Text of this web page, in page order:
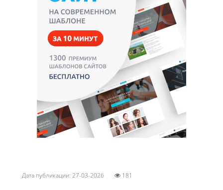
Дата публикации: 27-03-2026 181